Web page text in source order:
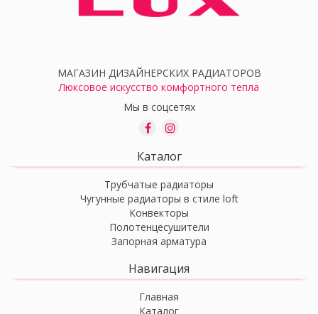
МАГАЗИН ДИЗАЙНЕРСКИХ РАДИАТОРОВ
Люксовое искусство комфортного тепла
Мы в соцсетях
Каталог
Трубчатые радиаторы
Чугунные радиаторы в стиле loft
Конвекторы
Полотенцесушители
Запорная арматура
Навигация
Главная
Каталог